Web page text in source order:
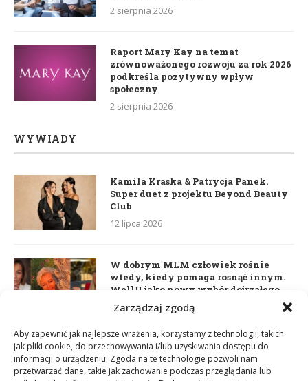
Zarządzaj zgodą
Aby zapewnić jak najlepsze wrażenia, korzystamy z technologii, takich
jak pliki cookie, do przechowywania i/lub uzyskiwania dostępu do
informacji o urządzeniu. Zgoda na te technologie pozwoli nam
przetwarzać dane, takie jak zachowanie podczas przeglądania lub
2 sierpnia 2026
Raport Mary Kay na temat
zrównoważonego rozwoju za rok 2026
podkreśla pozytywny wpływ
społeczny
2 sierpnia 2026
WYWIADY
Kamila Kraska & Patrycja Panek.
Super duet z projektu Beyond Beauty
Club
12 lipca 2026
W dobrym MLM człowiek rośnie
wtedy, kiedy pomaga rosnąć innym.
WellU jako nowy wybór dojrzałego
lidera
Daria Dudzik. Kocham Cię
17 kwietnia 2026